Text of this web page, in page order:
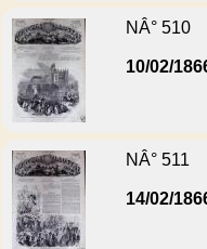
NÂ° 510
10/02/
NÂ° 511
14/02/